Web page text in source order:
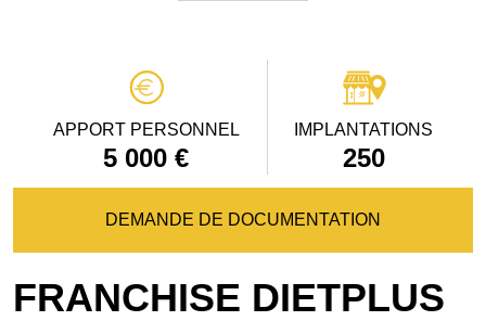
APPORT PERSONNEL
5 000 €
IMPLANTATIONS
250
DEMANDE DE DOCUMENTATION
FRANCHISE DIETPLUS